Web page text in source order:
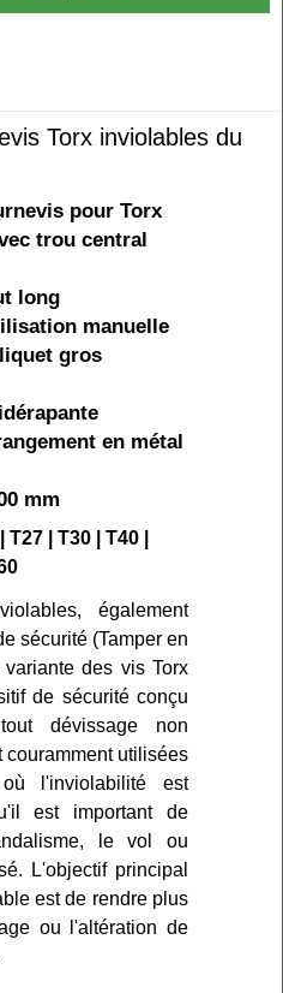
Torx inviolables du
pour Torx
trou central
long
manuelle
gros
en métal
mm
| T30 | T40 |
également
sécurité (Tamper en
des vis Torx
de sécurité conçu
dévissage non
couramment utilisées
l'inviolabilité est
est important de
le vol ou
L'objectif principal
est de rendre plus
ou l'altération de